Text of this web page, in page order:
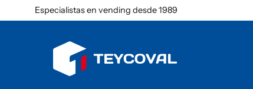
Especialistas en vending desde 1989